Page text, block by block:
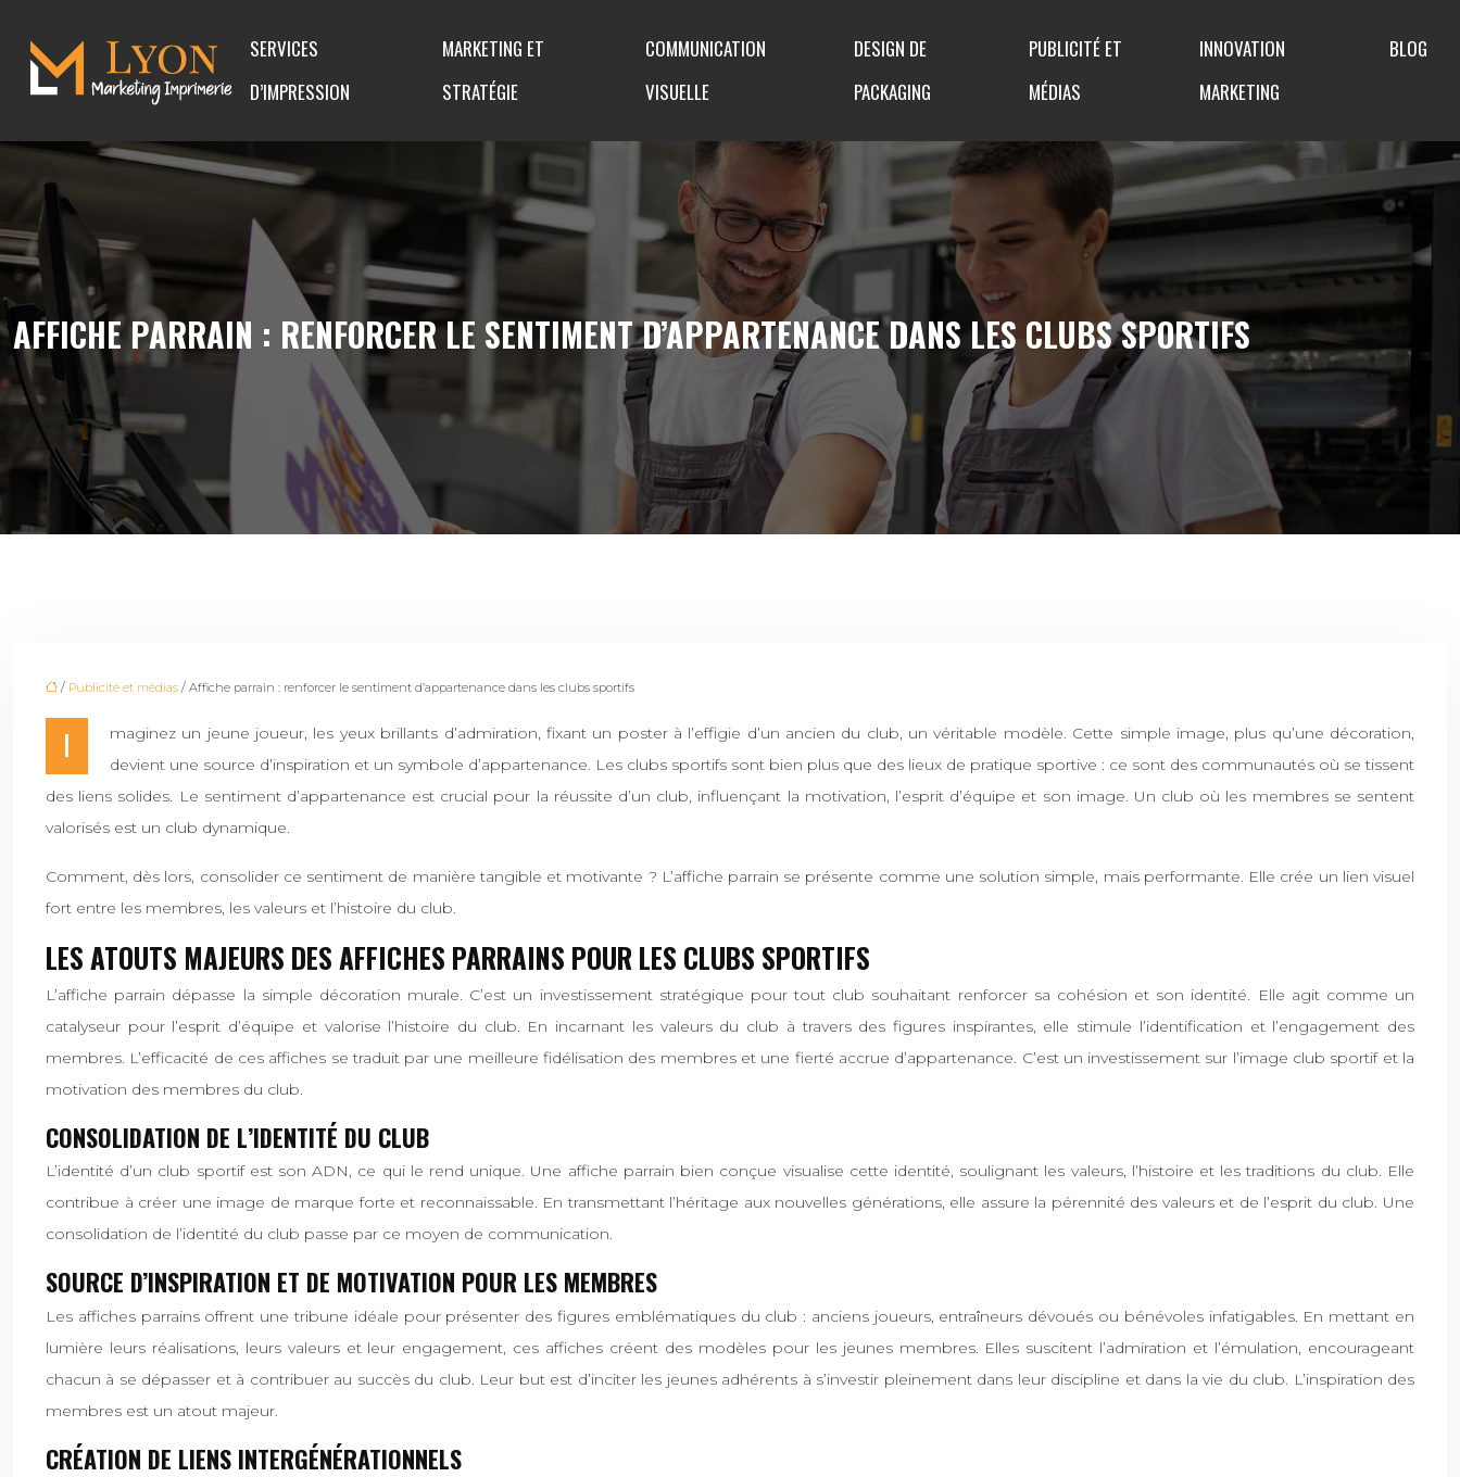
SERVICES
D’IMPRESSION
MARKETING ET
STRATÉGIE
COMMUNICATION
VISUELLE
DESIGN DE
PACKAGING
PUBLICITÉ ET
MÉDIAS
INNOVATION
MARKETING
BLOG
AFFICHE PARRAIN : RENFORCER LE SENTIMENT D’APPARTENANCE DANS LES CLUBS SPORTIFS
/ Publicité et médias / Affiche parrain : renforcer le sentiment d’appartenance dans les clubs sportifs
Imaginez un jeune joueur, les yeux brillants d’admiration, fixant un poster à l’effigie d’un ancien du club, un véritable modèle. Cette simple image, plus qu’une décoration,
devient une source d’inspiration et un symbole d’appartenance. Les clubs sportifs sont bien plus que des lieux de pratique sportive : ce sont des communautés où se tissent
des liens solides. Le sentiment d’appartenance est crucial pour la réussite d’un club, influençant la motivation, l’esprit d’équipe et son image. Un club où les membres se sentent
valorisés est un club dynamique.
Comment, dès lors, consolider ce sentiment de manière tangible et motivante ? L’affiche parrain se présente comme une solution simple, mais performante. Elle crée un lien visuel
fort entre les membres, les valeurs et l’histoire du club.
LES ATOUTS MAJEURS DES AFFICHES PARRAINS POUR LES CLUBS SPORTIFS
L’affiche parrain dépasse la simple décoration murale. C’est un investissement stratégique pour tout club souhaitant renforcer sa cohésion et son identité. Elle agit comme un
catalyseur pour l’esprit d’équipe et valorise l’histoire du club. En incarnant les valeurs du club à travers des figures inspirantes, elle stimule l’identification et l’engagement des
membres. L’efficacité de ces affiches se traduit par une meilleure fidélisation des membres et une fierté accrue d’appartenance. C’est un investissement sur l’image club sportif et la
motivation des membres du club.
CONSOLIDATION DE L’IDENTITÉ DU CLUB
L’identité d’un club sportif est son ADN, ce qui le rend unique. Une affiche parrain bien conçue visualise cette identité, soulignant les valeurs, l’histoire et les traditions du club. Elle
contribue à créer une image de marque forte et reconnaissable. En transmettant l’héritage aux nouvelles générations, elle assure la pérennité des valeurs et de l’esprit du club. Une
consolidation de l’identité du club passe par ce moyen de communication.
SOURCE D’INSPIRATION ET DE MOTIVATION POUR LES MEMBRES
Les affiches parrains offrent une tribune idéale pour présenter des figures emblématiques du club : anciens joueurs, entraîneurs dévoués ou bénévoles infatigables. En mettant en
lumière leurs réalisations, leurs valeurs et leur engagement, ces affiches créent des modèles pour les jeunes membres. Elles suscitent l’admiration et l’émulation, encourageant
chacun à se dépasser et à contribuer au succès du club. Leur but est d’inciter les jeunes adhérents à s’investir pleinement dans leur discipline et dans la vie du club. L’inspiration des
membres est un atout majeur.
CRÉATION DE LIENS INTERGÉNÉRATIONNELS